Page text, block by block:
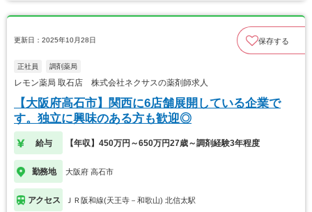
更新日：2025年10月28日 保存する
正社員 調剤薬局
レモン薬局 取石店 株式会社ネクサスの薬剤師求人
【大阪府高石市】関西に6店舗展開している企業で
す。独立に興味のある方も歓迎◎
給与 【年収】450万円～650万円27歳～調剤経験3年程度
勤務地 大阪府 高石市
アクセス ＪＲ阪和線(天王寺－和歌山) 北信太駅